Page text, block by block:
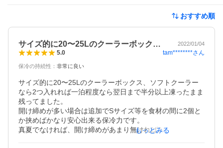
おすすめ順
サイズ的に20〜25Lのクーラーボック… 2022/01/04
5.0 tam********さん
保冷の持続性 ： 非常に良い
サイズ的に20〜25Lのクーラーボックス、ソフトクーラー
なら2つ入れれば一泊程度なら翌日まで半分以上凍ったまま
残ってました。
開け締めが多い場合は追加でSサイズ等を食材の間に2個と
か挟めばかなり安心出来る保冷力です。
真夏でなければ、開け締めがあまり無ければ24時間までは
もっとみる